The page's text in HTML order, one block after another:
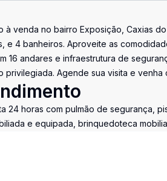
venda no bairro Exposição, Caxias
e 4 banheiros. Aproveite as
16 andares e infraestrutura de
privilegiada. Agende sua visita e venha
24 horas com pulmão de segurança,
e equipada, brinquedoteca